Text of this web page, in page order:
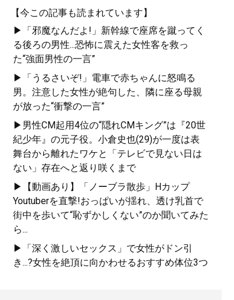
【今この記事も読まれています】
▶「邪魔なんだよ!」新幹線で座席を蹴ってく
る後ろの男性...恐怖に震えた女性客を救っ
た“強面男性の一言”
▶「うるさいぞ!」電車で赤ちゃんに怒鳴る
男。注意した女性が絶句した、隣に座る母親
が放った“衝撃の一言”
▶男性CM起用4位の“隠れCMキング”は『20世
紀少年』の元子役。小倉史也(29)が一度は表
舞台から離れたワケと「テレビで見ない日は
ない」存在へと返り咲くまで
▶【動画あり】「ノーブラ散歩」Hカップ
Youtuberを直撃!おっぱいが揺れ、透け乳首で
街中を歩いて“恥ずかしくない”のか聞いてみた
ら...
▶「深く激しいセックス」で女性がドン引
き...?女性を絶頂に向かわせるおすすめ体位3つ